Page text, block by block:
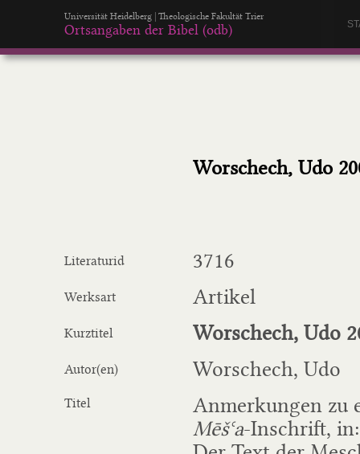
Universität Heidelberg | Theologische Fakultät Trier
Ortsangaben der Bibel (odb)
Worschech, Udo
Literaturid 3716
Werksart Artikel
Kurztitel Worschech, Udo
Autor(en) Worschech, Udo
Titel
Anmerkungen zu
Mēšʿa-Inschrift,